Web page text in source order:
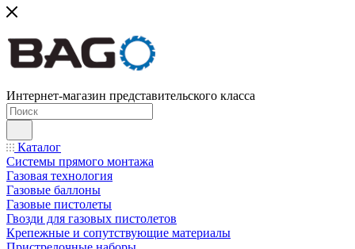
Интернет-магазин представительского класса
Каталог
Системы прямого монтажа
Газовая технология
Газовые баллоны
Газовые пистолеты
Гвозди для газовых пистолетов
Крепежные и сопутствующие материалы